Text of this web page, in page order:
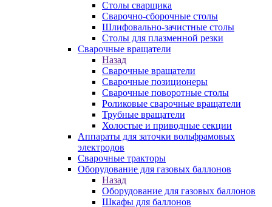
Столы сварщика
Сварочно-сборочные столы
Шлифовально-зачистные столы
Столы для плазменной резки
Сварочные вращатели
Назад
Сварочные вращатели
Сварочные позиционеры
Сварочные поворотные столы
Роликовые сварочные вращатели
Трубные вращатели
Холостые и приводные секции
Аппараты для заточки вольфрамовых
электродов
Сварочные тракторы
Оборудование для газовых баллонов
Назад
Оборудование для газовых баллонов
Шкафы для баллонов